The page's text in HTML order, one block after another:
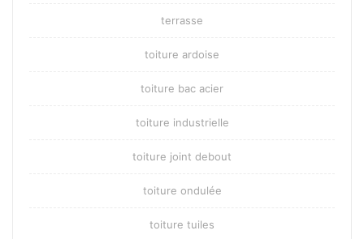
terrasse
toiture ardoise
toiture bac acier
toiture industrielle
toiture joint debout
toiture ondulée
toiture tuiles